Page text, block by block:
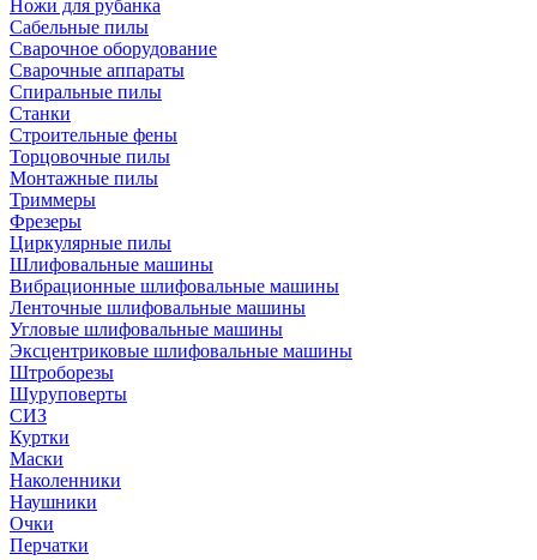
Ножи для рубанка
Сабельные пилы
Сварочное оборудование
Сварочные аппараты
Спиральные пилы
Станки
Строительные фены
Торцовочные пилы
Монтажные пилы
Триммеры
Фрезеры
Циркулярные пилы
Шлифовальные машины
Вибрационные шлифовальные машины
Ленточные шлифовальные машины
Угловые шлифовальные машины
Эксцентриковые шлифовальные машины
Штроборезы
Шуруповерты
СИЗ
Куртки
Маски
Наколенники
Наушники
Очки
Перчатки